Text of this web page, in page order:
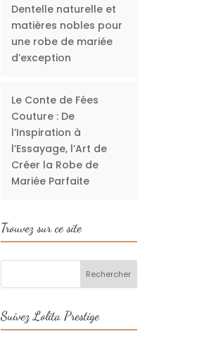
Dentelle naturelle et
matières nobles pour
une robe de mariée
d’exception
Le Conte de Fées
Couture : De
l’Inspiration à
l’Essayage, l’Art de
Créer la Robe de
Mariée Parfaite
Trouvez sur ce site
Suivez Lolita Prestige